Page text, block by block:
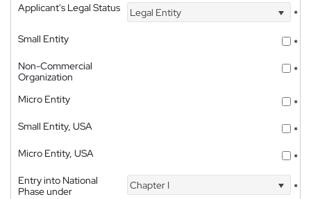
Applicant's Legal Status
Legal Entity
*
Small Entity
*
Non-Commercial
Organization
*
Micro Entity
*
Small Entity, USA
*
Micro Entity, USA
*
Entry into National
Phase under
Chapter I *